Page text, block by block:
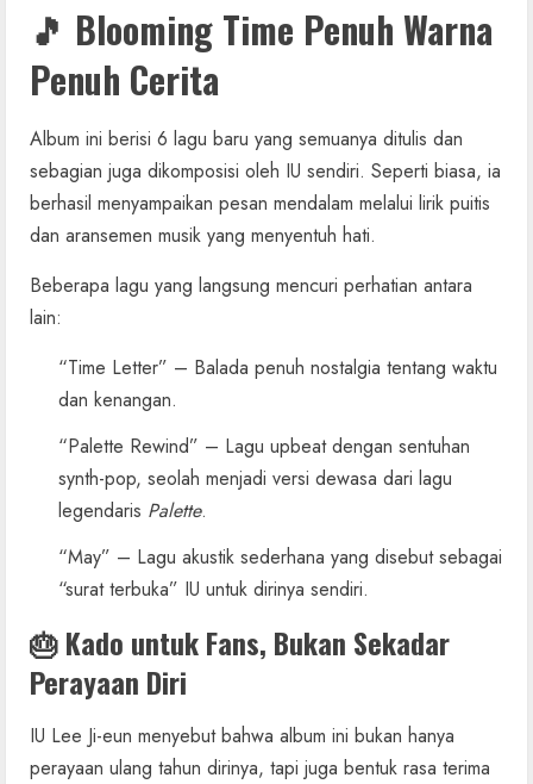
🎵 Blooming Time Penuh Warna
Penuh Cerita
Album ini berisi 6 lagu baru yang semuanya ditulis dan
sebagian juga dikomposisi oleh IU sendiri. Seperti biasa, ia
berhasil menyampaikan pesan mendalam melalui lirik puitis
dan aransemen musik yang menyentuh hati.
Beberapa lagu yang langsung mencuri perhatian antara
lain:
“Time Letter” – Balada penuh nostalgia tentang waktu
dan kenangan.
“Palette Rewind” – Lagu upbeat dengan sentuhan
synth-pop, seolah menjadi versi dewasa dari lagu
legendaris Palette.
“May” – Lagu akustik sederhana yang disebut sebagai
“surat terbuka” IU untuk dirinya sendiri.
🎂 Kado untuk Fans, Bukan Sekadar
Perayaan Diri
IU Lee Ji-eun menyebut bahwa album ini bukan hanya
perayaan ulang tahun dirinya, tapi juga bentuk rasa terima